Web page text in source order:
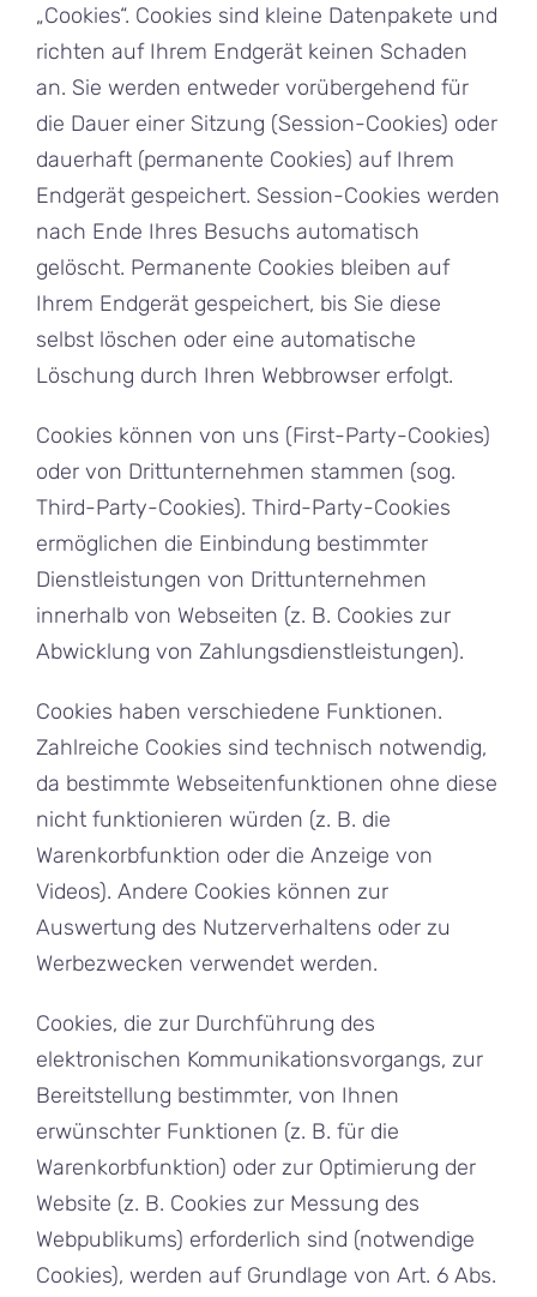
„Cookies“. Cookies sind kleine Datenpakete und
richten auf Ihrem Endgerät keinen Schaden
an. Sie werden entweder vorübergehend für
die Dauer einer Sitzung (Session-Cookies) oder
dauerhaft (permanente Cookies) auf Ihrem
Endgerät gespeichert. Session-Cookies werden
nach Ende Ihres Besuchs automatisch
gelöscht. Permanente Cookies bleiben auf
Ihrem Endgerät gespeichert, bis Sie diese
selbst löschen oder eine automatische
Löschung durch Ihren Webbrowser erfolgt.
Cookies können von uns (First-Party-Cookies)
oder von Drittunternehmen stammen (sog.
Third-Party-Cookies). Third-Party-Cookies
ermöglichen die Einbindung bestimmter
Dienstleistungen von Drittunternehmen
innerhalb von Webseiten (z. B. Cookies zur
Abwicklung von Zahlungsdienstleistungen).
Cookies haben verschiedene Funktionen.
Zahlreiche Cookies sind technisch notwendig,
da bestimmte Webseitenfunktionen ohne diese
nicht funktionieren würden (z. B. die
Warenkorbfunktion oder die Anzeige von
Videos). Andere Cookies können zur
Auswertung des Nutzerverhaltens oder zu
Werbezwecken verwendet werden.
Cookies, die zur Durchführung des
elektronischen Kommunikationsvorgangs, zur
Bereitstellung bestimmter, von Ihnen
erwünschter Funktionen (z. B. für die
Warenkorbfunktion) oder zur Optimierung der
Website (z. B. Cookies zur Messung des
Webpublikums) erforderlich sind (notwendige
Cookies), werden auf Grundlage von Art. 6 Abs.